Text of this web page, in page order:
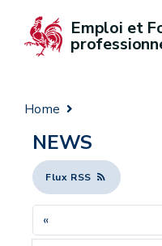
Emploi et
Home
NEWS
Flux RSS
«